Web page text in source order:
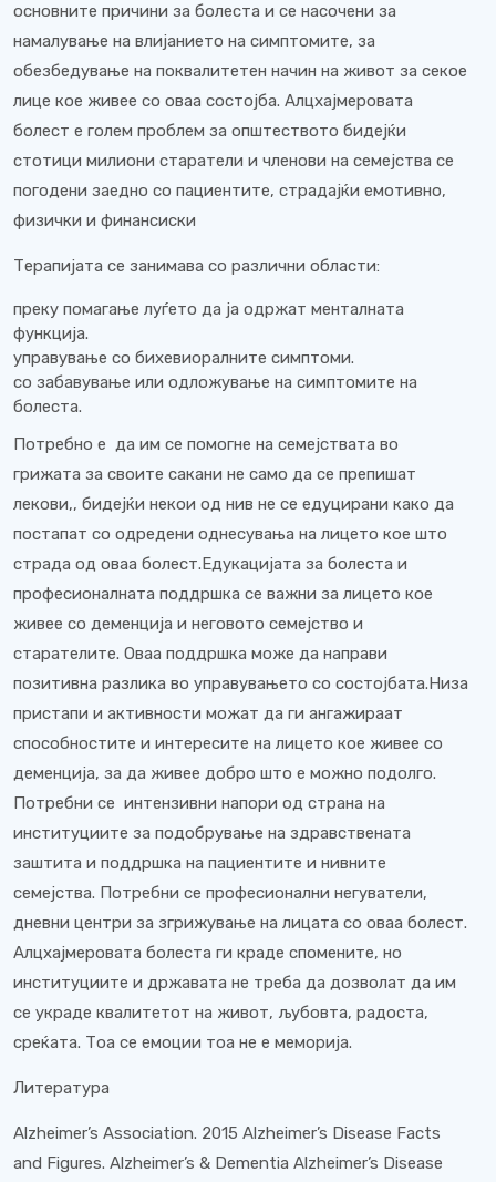
основните причини за болеста и се насочени за
намалување на влијанието на симптомите, за
обезбедување на поквалитетен начин на живот за секое
лице кое живее со оваа состојба. Алцхајмеровата
болест е голем проблем за општеството бидејќи
стотици милиони старатели и членови на семејства се
погодени заедно со пациентите, страдајќи емотивно,
физички и финансиски
Терапијата се занимава со различни области:
преку помагање луѓето да ја одржат менталната
функција.
управување со бихевиоралните симптоми.
со забавување или одложување на симптомите на
болеста.
Потребно е да им се помогне на семејствата во
грижата за своите сакани не само да се препишат
лекови,, бидејќи некои од нив не се едуцирани како да
постапат со одредени однесувања на лицето кое што
страда од оваа болест.Едукацијата за болеста и
професионалната поддршка се важни за лицето кое
живее со деменција и неговото семејство и
старателите. Оваа поддршка може да направи
позитивна разлика во управувањето со состојбата.Низа
пристапи и активности можат да ги ангажираат
способностите и интересите на лицето кое живее со
деменција, за да живее добро што е можно подолго.
Потребни се интензивни напори од страна на
институциите за подобрување на здравствената
заштита и поддршка на пациентите и нивните
семејства. Потребни се професионални негуватели,
дневни центри за згрижување на лицата со оваа болест.
Алцхајмеровата болеста ги краде спомените, но
институциите и државата не треба да дозволат да им
се украде квалитетот на живот, љубовта, радоста,
среќата. Тоа се емоции тоа не е меморија.
Литература
Alzheimer’s Association. 2015 Alzheimer’s Disease Facts
and Figures. Alzheimer’s & Dementia Alzheimer’s Disease